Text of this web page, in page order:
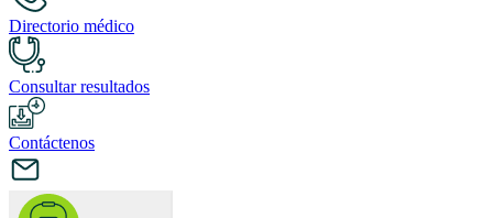
Directorio médico
Consultar resultados
Contáctenos